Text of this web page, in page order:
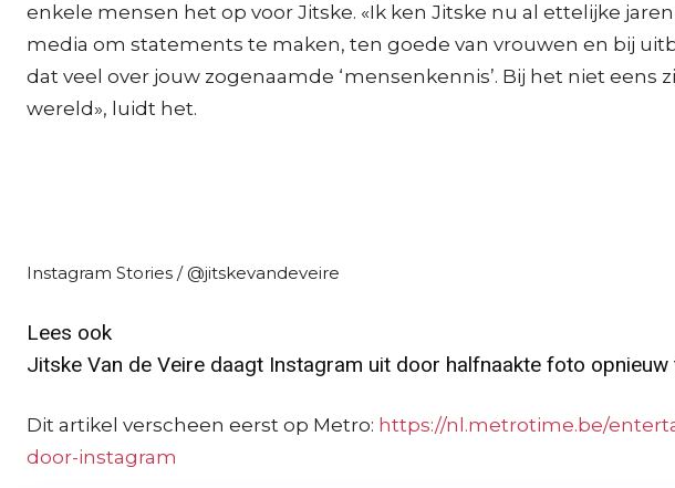
enkele mensen het op voor Jitske. «Ik ken Jitske nu al ettelijke
media om statements te maken, ten goede van vrouwen en bij
dat veel over jouw zogenaamde ‘mensenkennis’. Bij het niet
wereld», luidt het.
Instagram Stories / @jitskevandeveire
Lees ook
Jitske Van de Veire daagt Instagram uit door halfnaakte foto opnieuw
Dit artikel verscheen eerst op Metro: https://nl.metrotime.be/
door-instagram